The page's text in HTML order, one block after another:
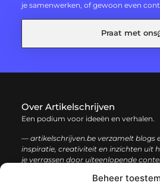
Beheer
je samenwerken, of gewoon even
Praat met ons
Over Artikelschrijven
Een podium voor ideeën en verhalen.
— artikelschrijven.be verzamelt blogs
inspiratie, creativiteit en inzichten uit
je verrassen door uiteenlopende